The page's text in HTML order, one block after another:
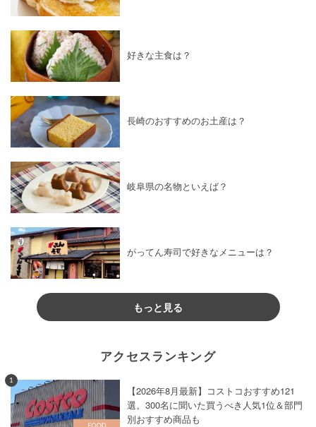
好きな主食は？
長崎のおすすめのお土産は？
岐阜県の名物といえば？
がってん寿司で好きなメニューは？
もっと見る
アクセスランキング
1
【2026年8月最新】コストコおすすめ121
選。300名に聞いた買うべき人気1位＆部門
別おすすめ商品も